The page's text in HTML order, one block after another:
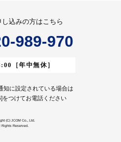
込みの方はこちら
989-970
［年中無休］
に設定されている場合は
つけてお電話ください
(C) JCOM Co., Ltd.
Rights Reserved.